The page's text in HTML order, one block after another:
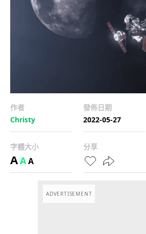
作者
Christy
發佈日期
2022-05-27
字體大小
AAA
分享
ADVERTISEMENT